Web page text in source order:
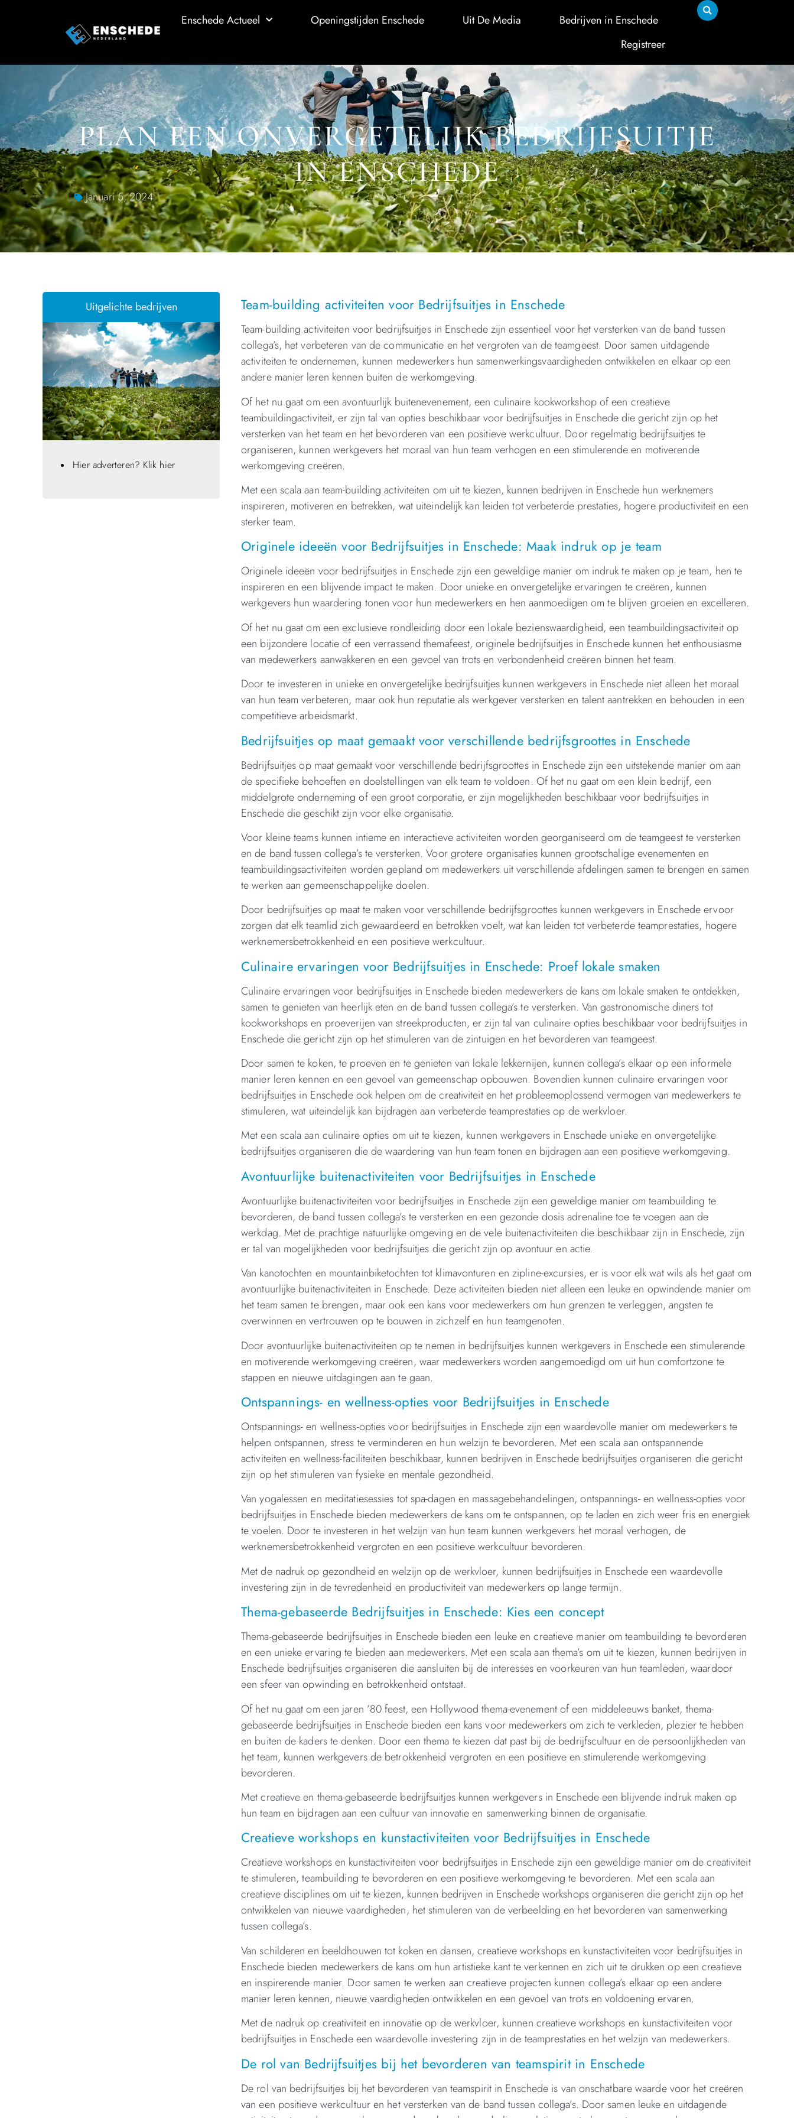
Enschede Actueel Openingstijden Enschede Uit De Media
Bedrijven in Enschede
Registreer
PLAN EEN ONVERGETELIJK BEDRIJFSUITJE
IN ENSCHEDE
Januari 5, 2024
Uitgelichte bedrijven
Hier adverteren? Klik hier
Team-building activiteiten voor Bedrijfsuitjes in Enschede
Team-building activiteiten voor bedrijfsuitjes in Enschede zijn essentieel voor het versterken van de band tussen
collega’s, het verbeteren van de communicatie en het vergroten van de teamgeest. Door samen uitdagende
activiteiten te ondernemen, kunnen medewerkers hun samenwerkingsvaardigheden ontwikkelen en elkaar op een
andere manier leren kennen buiten de werkomgeving.
Of het nu gaat om een avontuurlijk buitenevenement, een culinaire kookworkshop of een creatieve
teambuildingactiviteit, er zijn tal van opties beschikbaar voor bedrijfsuitjes in Enschede die gericht zijn op het
versterken van het team en het bevorderen van een positieve werkcultuur. Door regelmatig bedrijfsuitjes te
organiseren, kunnen werkgevers het moraal van hun team verhogen en een stimulerende en motiverende
werkomgeving creëren.
Met een scala aan team-building activiteiten om uit te kiezen, kunnen bedrijven in Enschede hun werknemers
inspireren, motiveren en betrekken, wat uiteindelijk kan leiden tot verbeterde prestaties, hogere productiviteit en een
sterker team.
Originele ideeën voor Bedrijfsuitjes in Enschede: Maak indruk op je team
Originele ideeën voor bedrijfsuitjes in Enschede zijn een geweldige manier om indruk te maken op je team, hen te
inspireren en een blijvende impact te maken. Door unieke en onvergetelijke ervaringen te creëren, kunnen
werkgevers hun waardering tonen voor hun medewerkers en hen aanmoedigen om te blijven groeien en excelleren.
Of het nu gaat om een exclusieve rondleiding door een lokale bezienswaardigheid, een teambuildingsactiviteit op
een bijzondere locatie of een verrassend themafeest, originele bedrijfsuitjes in Enschede kunnen het enthousiasme
van medewerkers aanwakkeren en een gevoel van trots en verbondenheid creëren binnen het team.
Door te investeren in unieke en onvergetelijke bedrijfsuitjes kunnen werkgevers in Enschede niet alleen het moraal
van hun team verbeteren, maar ook hun reputatie als werkgever versterken en talent aantrekken en behouden in een
competitieve arbeidsmarkt.
Bedrijfsuitjes op maat gemaakt voor verschillende bedrijfsgroottes in Enschede
Bedrijfsuitjes op maat gemaakt voor verschillende bedrijfsgroottes in Enschede zijn een uitstekende manier om aan
de specifieke behoeften en doelstellingen van elk team te voldoen. Of het nu gaat om een klein bedrijf, een
middelgrote onderneming of een groot corporatie, er zijn mogelijkheden beschikbaar voor bedrijfsuitjes in
Enschede die geschikt zijn voor elke organisatie.
Voor kleine teams kunnen intieme en interactieve activiteiten worden georganiseerd om de teamgeest te versterken
en de band tussen collega’s te versterken. Voor grotere organisaties kunnen grootschalige evenementen en
teambuildingsactiviteiten worden gepland om medewerkers uit verschillende afdelingen samen te brengen en samen
te werken aan gemeenschappelijke doelen.
Door bedrijfsuitjes op maat te maken voor verschillende bedrijfsgroottes kunnen werkgevers in Enschede ervoor
zorgen dat elk teamlid zich gewaardeerd en betrokken voelt, wat kan leiden tot verbeterde teamprestaties, hogere
werknemersbetrokkenheid en een positieve werkcultuur.
Culinaire ervaringen voor Bedrijfsuitjes in Enschede: Proef lokale smaken
Culinaire ervaringen voor bedrijfsuitjes in Enschede bieden medewerkers de kans om lokale smaken te ontdekken,
samen te genieten van heerlijk eten en de band tussen collega’s te versterken. Van gastronomische diners tot
kookworkshops en proeverijen van streekproducten, er zijn tal van culinaire opties beschikbaar voor bedrijfsuitjes in
Enschede die gericht zijn op het stimuleren van de zintuigen en het bevorderen van teamgeest.
Door samen te koken, te proeven en te genieten van lokale lekkernijen, kunnen collega’s elkaar op een informele
manier leren kennen en een gevoel van gemeenschap opbouwen. Bovendien kunnen culinaire ervaringen voor
bedrijfsuitjes in Enschede ook helpen om de creativiteit en het probleemoplossend vermogen van medewerkers te
stimuleren, wat uiteindelijk kan bijdragen aan verbeterde teamprestaties op de werkvloer.
Met een scala aan culinaire opties om uit te kiezen, kunnen werkgevers in Enschede unieke en onvergetelijke
bedrijfsuitjes organiseren die de waardering van hun team tonen en bijdragen aan een positieve werkomgeving.
Avontuurlijke buitenactiviteiten voor Bedrijfsuitjes in Enschede
Avontuurlijke buitenactiviteiten voor bedrijfsuitjes in Enschede zijn een geweldige manier om teambuilding te
bevorderen, de band tussen collega’s te versterken en een gezonde dosis adrenaline toe te voegen aan de
werkdag. Met de prachtige natuurlijke omgeving en de vele buitenactiviteiten die beschikbaar zijn in Enschede, zijn
er tal van mogelijkheden voor bedrijfsuitjes die gericht zijn op avontuur en actie.
Van kanotochten en mountainbiketochten tot klimavonturen en zipline-excursies, er is voor elk wat wils als het gaat om
avontuurlijke buitenactiviteiten in Enschede. Deze activiteiten bieden niet alleen een leuke en opwindende manier om
het team samen te brengen, maar ook een kans voor medewerkers om hun grenzen te verleggen, angsten te
overwinnen en vertrouwen op te bouwen in zichzelf en hun teamgenoten.
Door avontuurlijke buitenactiviteiten op te nemen in bedrijfsuitjes kunnen werkgevers in Enschede een stimulerende
en motiverende werkomgeving creëren, waar medewerkers worden aangemoedigd om uit hun comfortzone te
stappen en nieuwe uitdagingen aan te gaan.
Ontspannings- en wellness-opties voor Bedrijfsuitjes in Enschede
Ontspannings- en wellness-opties voor bedrijfsuitjes in Enschede zijn een waardevolle manier om medewerkers te
helpen ontspannen, stress te verminderen en hun welzijn te bevorderen. Met een scala aan ontspannende
activiteiten en wellness-faciliteiten beschikbaar, kunnen bedrijven in Enschede bedrijfsuitjes organiseren die gericht
zijn op het stimuleren van fysieke en mentale gezondheid.
Van yogalessen en meditatiesessies tot spa-dagen en massagebehandelingen, ontspannings- en wellness-opties voor
bedrijfsuitjes in Enschede bieden medewerkers de kans om te ontspannen, op te laden en zich weer fris en energiek
te voelen. Door te investeren in het welzijn van hun team kunnen werkgevers het moraal verhogen, de
werknemersbetrokkenheid vergroten en een positieve werkcultuur bevorderen.
Met de nadruk op gezondheid en welzijn op de werkvloer, kunnen bedrijfsuitjes in Enschede een waardevolle
investering zijn in de tevredenheid en productiviteit van medewerkers op lange termijn.
Thema-gebaseerde Bedrijfsuitjes in Enschede: Kies een concept
Thema-gebaseerde bedrijfsuitjes in Enschede bieden een leuke en creatieve manier om teambuilding te bevorderen
en een unieke ervaring te bieden aan medewerkers. Met een scala aan thema’s om uit te kiezen, kunnen bedrijven in
Enschede bedrijfsuitjes organiseren die aansluiten bij de interesses en voorkeuren van hun teamleden, waardoor
een sfeer van opwinding en betrokkenheid ontstaat.
Of het nu gaat om een jaren ’80 feest, een Hollywood thema-evenement of een middeleeuws banket, thema-
gebaseerde bedrijfsuitjes in Enschede bieden een kans voor medewerkers om zich te verkleden, plezier te hebben
en buiten de kaders te denken. Door een thema te kiezen dat past bij de bedrijfscultuur en de persoonlijkheden van
het team, kunnen werkgevers de betrokkenheid vergroten en een positieve en stimulerende werkomgeving
bevorderen.
Met creatieve en thema-gebaseerde bedrijfsuitjes kunnen werkgevers in Enschede een blijvende indruk maken op
hun team en bijdragen aan een cultuur van innovatie en samenwerking binnen de organisatie.
Creatieve workshops en kunstactiviteiten voor Bedrijfsuitjes in Enschede
Creatieve workshops en kunstactiviteiten voor bedrijfsuitjes in Enschede zijn een geweldige manier om de creativiteit
te stimuleren, teambuilding te bevorderen en een positieve werkomgeving te bevorderen. Met een scala aan
creatieve disciplines om uit te kiezen, kunnen bedrijven in Enschede workshops organiseren die gericht zijn op het
ontwikkelen van nieuwe vaardigheden, het stimuleren van de verbeelding en het bevorderen van samenwerking
tussen collega’s.
Van schilderen en beeldhouwen tot koken en dansen, creatieve workshops en kunstactiviteiten voor bedrijfsuitjes in
Enschede bieden medewerkers de kans om hun artistieke kant te verkennen en zich uit te drukken op een creatieve
en inspirerende manier. Door samen te werken aan creatieve projecten kunnen collega’s elkaar op een andere
manier leren kennen, nieuwe vaardigheden ontwikkelen en een gevoel van trots en voldoening ervaren.
Met de nadruk op creativiteit en innovatie op de werkvloer, kunnen creatieve workshops en kunstactiviteiten voor
bedrijfsuitjes in Enschede een waardevolle investering zijn in de teamprestaties en het welzijn van medewerkers.
De rol van Bedrijfsuitjes bij het bevorderen van teamspirit in Enschede
De rol van bedrijfsuitjes bij het bevorderen van teamspirit in Enschede is van onschatbare waarde voor het creëren
van een positieve werkcultuur en het versterken van de band tussen collega’s. Door samen leuke en uitdagende